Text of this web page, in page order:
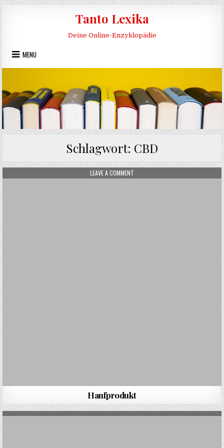
Skip to content
Tanto Lexika
Deine Online-Enzyklopädie
MENU
Schlagwort: CBD
LEAVE A COMMENT
Hanfprodukt